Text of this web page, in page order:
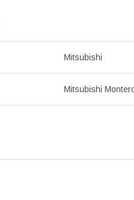
Mitsubishi
Mitsubishi